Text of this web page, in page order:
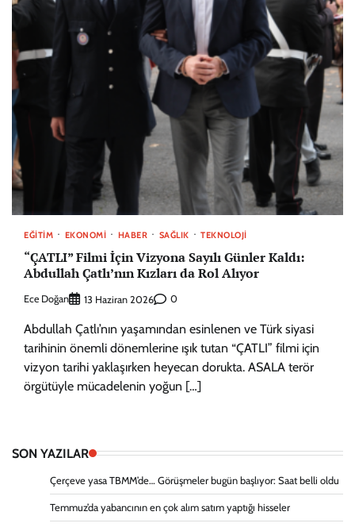
EĞITIM EKONOMI HABER SAĞLIK TEKNOLOJI
“ÇATLI” Filmi İçin Vizyona Sayılı Günler Kaldı:
Abdullah Çatlı’nın Kızları da Rol Alıyor
Ece Doğan 13 Haziran 2026 0
Abdullah Çatlı’nın yaşamından esinlenen ve Türk siyasi
tarihinin önemli dönemlerine ışık tutan “ÇATLI” filmi için
vizyon tarihi yaklaşırken heyecan dorukta. ASALA terör
örgütüyle mücadelenin yoğun […]
SON YAZILAR
Çerçeve yasa TBMM’de… Görüşmeler bugün başlıyor: Saat belli oldu
Temmuz’da yabancının en çok alım satım yaptığı hisseler